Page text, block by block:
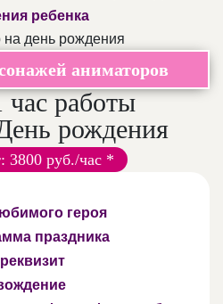
ребенка
аниматоров
час работы
рождения
3800 руб./час *
героя
праздника